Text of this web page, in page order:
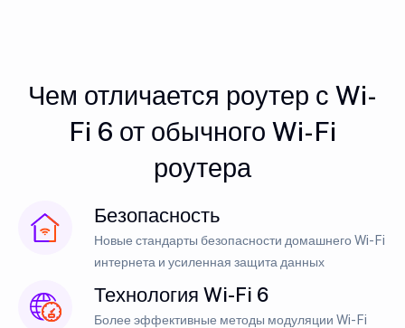
Чем отличается роутер с Wi-
Fi 6 от обычного Wi-Fi
роутера
Безопасность
Новые стандарты безопасности домашнего Wi-Fi
интернета и усиленная защита данных
Технология Wi-Fi 6
Более эффективные методы модуляции Wi-Fi